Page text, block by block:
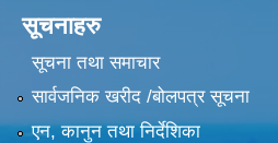
सूचनाहरु
सूचना तथा समाचार
सार्वजनिक खरीद /बोलपत्र सूचना
एन, कानुन तथा निर्देशिका